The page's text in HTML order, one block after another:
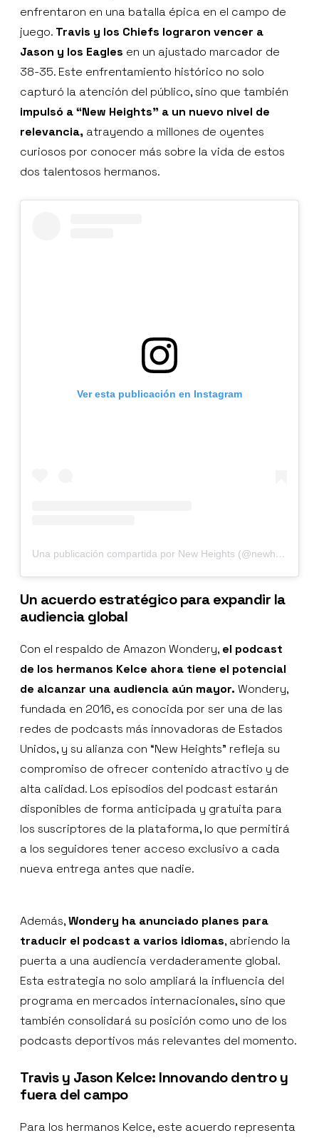
enfrentaron en una batalla épica en el campo de
juego. Travis y los Chiefs lograron vencer a
Jason y los Eagles en un ajustado marcador de
38-35. Este enfrentamiento histórico no solo
capturó la atención del público, sino que también
impulsó a “New Heights” a un nuevo nivel de
relevancia, atrayendo a millones de oyentes
curiosos por conocer más sobre la vida de estos
dos talentosos hermanos.
Ver esta publicación en Instagram
Una publicación compartida por New Heights (@newheightshow)
Un acuerdo estratégico para expandir la
audiencia global
Con el respaldo de Amazon Wondery, el podcast
de los hermanos Kelce ahora tiene el potencial
de alcanzar una audiencia aún mayor. Wondery,
fundada en 2016, es conocida por ser una de las
redes de podcasts más innovadoras de Estados
Unidos, y su alianza con “New Heights” refleja su
compromiso de ofrecer contenido atractivo y de
alta calidad. Los episodios del podcast estarán
disponibles de forma anticipada y gratuita para
los suscriptores de la plataforma, lo que permitirá
a los seguidores tener acceso exclusivo a cada
nueva entrega antes que nadie.
Además,Wondery ha anunciado planes para
traducir el podcast a varios idiomas, abriendo la
puerta a una audiencia verdaderamente global.
Esta estrategia no solo ampliará la influencia del
programa en mercados internacionales, sino que
también consolidará su posición como uno de los
podcasts deportivos más relevantes del momento.
Travis y Jason Kelce: Innovando dentro y
fuera del campo
Para los hermanos Kelce, este acuerdo representa